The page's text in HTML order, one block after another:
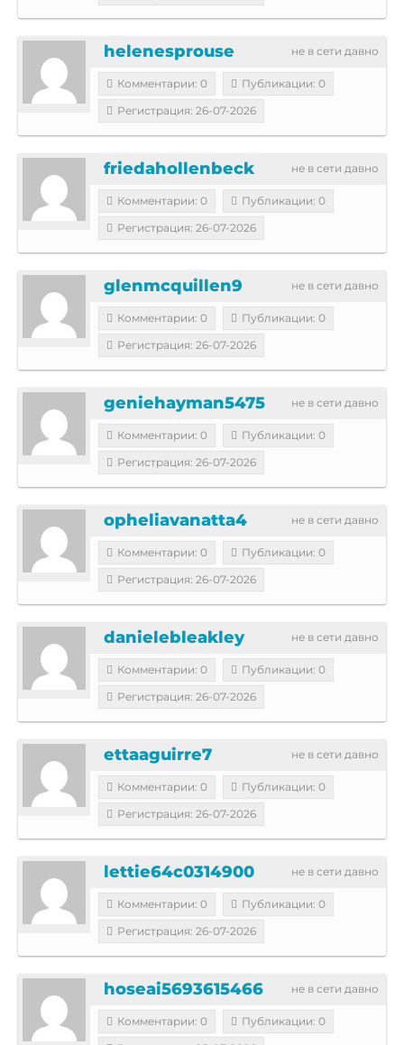
не в сети давно
helenesprouse
Комментарии: 0
Публикации: 0
Регистрация: 26-07-2026
не в сети давно
friedahollenbeck
Комментарии: 0
Публикации: 0
Регистрация: 26-07-2026
не в сети давно
glenmcquillen9
Комментарии: 0
Публикации: 0
Регистрация: 26-07-2026
не в сети давно
geniehayman5475
Комментарии: 0
Публикации: 0
Регистрация: 26-07-2026
не в сети давно
opheliavanatta4
Комментарии: 0
Публикации: 0
Регистрация: 26-07-2026
не в сети давно
danielebleakley
Комментарии: 0
Публикации: 0
Регистрация: 26-07-2026
не в сети давно
ettaaguirre7
Комментарии: 0
Публикации: 0
Регистрация: 26-07-2026
не в сети давно
lettie64c0314900
Комментарии: 0
Публикации: 0
Регистрация: 26-07-2026
не в сети давно
hoseai5693615466
Комментарии: 0
Публикации: 0